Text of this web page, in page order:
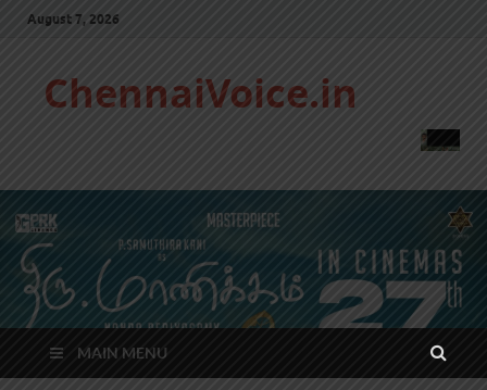
August 7, 2026
ChennaiVoice.in
MAIN MENU